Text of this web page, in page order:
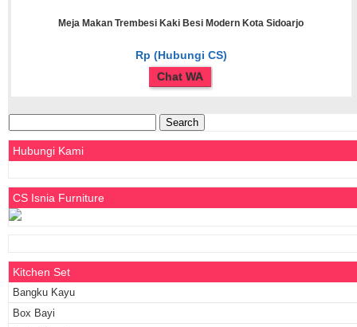
Meja Makan Trembesi Kaki Besi Modern Kota Sidoarjo
Rp (Hubungi CS)
Chat WA
for:
Hubungi Kami
CS Isnia Furniture
Kitchen Set
Bangku Kayu
Box Bayi